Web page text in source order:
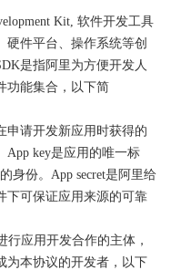
Kit, 软件开发工具
硬件平台、操作系统等创
是指阿里为方便开发人
功能集合，以下简
申请开发新应用时获得的
App key是应用的唯一标
身份。App secret是阿里给
下可保证应用来源的可靠
应用开发合作的主体，
为本协议的开发者，以下